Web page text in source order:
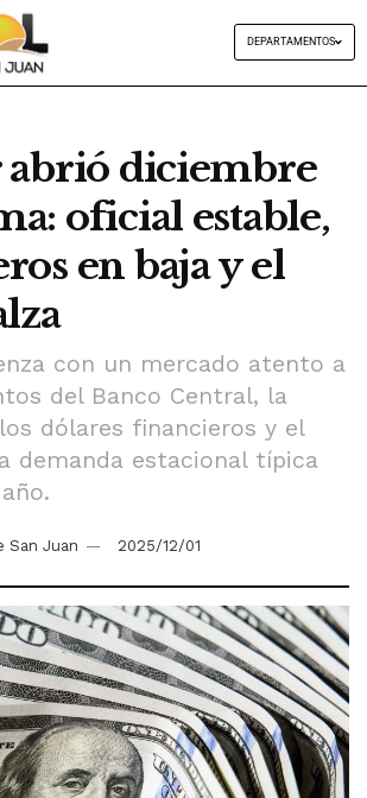
DEPARTAMENTOS
abrió diciembre
oficial estable,
en baja y el
con un mercado atento a
del Banco Central, la
dólares financieros y el
demanda estacional típica
San Juan 2025/12/01